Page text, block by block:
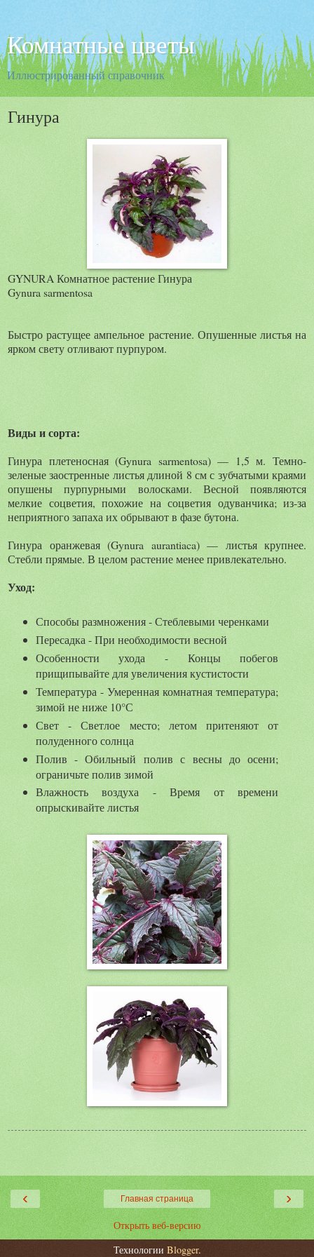
Комнатные цветы
Иллюстрированный справочник
Гинура
GYNURA Комнатное растение Гинура
Gynura sarmentosa
Быстро растущее ампельное растение. Опушенные листья на
ярком свету отливают пурпуром.
Виды и сорта:
Гинура плетеносная (Gynura sarmentosa) — 1,5 м. Темно-
зеленые заостренные листья длиной 8 см с зубчатыми краями
опушены пурпурными волосками. Весной появляются
мелкие соцветия, похожие на соцветия одуванчика; из-за
неприятного запаха их обрывают в фазе бутона.
Гинура оранжевая (Gynura aurantiaca) — листья крупнее.
Стебли прямые. В целом растение менее привлекательно.
Уход:
Способы размножения - Стеблевыми черенками
Пересадка - При необходимости весной
Особенности ухода - Концы побегов
прищипывайте для увеличения кустистости
Температура - Умеренная комнатная температура;
зимой не ниже 10°С
Свет - Светлое место; летом притеняют от
полуденного солнца
Полив - Обильный полив с весны до осени;
ограничьте полив зимой
Влажность воздуха - Время от времени
опрыскивайте листья
‹ ›
Главная страница
Открыть веб-версию
Технологии Blogger.